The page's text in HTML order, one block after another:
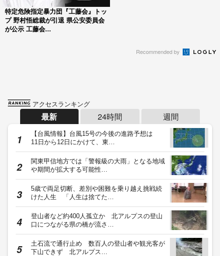
特定危険指定暴力団『工藤会』トッ
プ 野村悟総裁が引退 県公安委員会
が公示 工藤会...
Recommended by
アクセスランキング
最新 24時間 週間
【台風情報】台風15号の今後の進路予想は
11日から12日にかけて、東…
関東甲信地方では「警報級の大雨」となる地域
や期間が拡大する可能性…
5歳で両足切断、差別や困難を乗り越え挑戦続
けた人生 「人生は捨てた…
登山者など約400人孤立か 北アルプスの登山
口につながる県の橋が流さ…
土石流で通行止め 数百人の登山者や観光客が
下山できず 北アルプス…